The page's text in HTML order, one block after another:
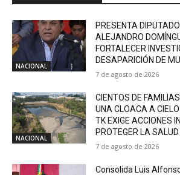
NACIONAL
PRESENTA
ALEJANDRO
FORTALECER
DESAPARICIÓN DE
7 de agosto de 2026
NACIONAL
CIENTOS DE
UNA CLOACA A
TK EXIGE ACCIONES
PROTEGER LA
7 de agosto de 2026
Consolida Luis